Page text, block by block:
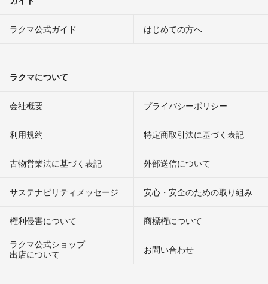
ラクマ公式ガイド はじめての方へ
ラクマについて
会社概要 プライバシーポリシー
利用規約 特定商取引法に基づく表記
古物営業法に基づく表記 外部送信について
サステナビリティメッセージ 安心・安全のための取り組み
権利侵害について
商標権について
ラクマ公式ショップ
出店について
お問い合わせ